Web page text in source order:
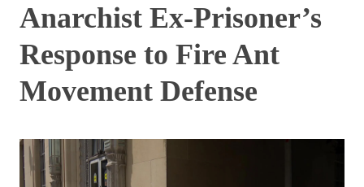
Anarchist Ex-Prisoner’s
Response to Fire Ant
Movement Defense